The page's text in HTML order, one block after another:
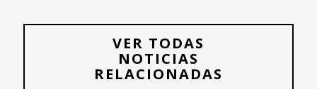
VER TODAS
NOTICIAS
RELACIONADAS